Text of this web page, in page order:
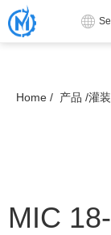
Home / 产品 /灌
MIC